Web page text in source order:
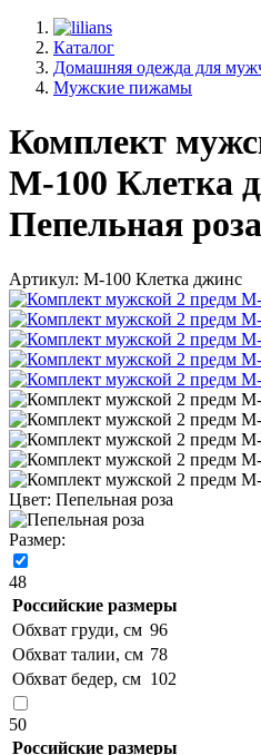
Каталог
Домашняя одежда для
Мужские пижамы
Комплект
М-100 Клетка
Пепельная роза
Артикул: М-100 Клетка джинс
Цвет: Пепельная роза
Размер:
48
Российские размеры
Обхват груди, см 96
Обхват талии, см 78
Обхват бедер, см 102
50
Российские размеры